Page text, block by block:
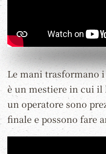
Le mani trasformano
è un mestiere in cui il
un operatore sono
finale e possono fare